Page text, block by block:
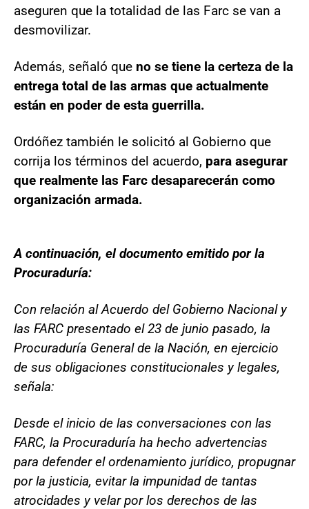
aseguren que la totalidad de las Farc se van a
desmovilizar.
Además, señaló que no se tiene la certeza de la
entrega total de las armas que actualmente
están en poder de esta guerrilla.
Ordóñez también le solicitó al Gobierno que
corrija los términos del acuerdo, para asegurar
que realmente las Farc desaparecerán como
organización armada.
A continuación, el documento emitido por la
Procuraduría:
Con relación al Acuerdo del Gobierno Nacional y
las FARC presentado el 23 de junio pasado, la
Procuraduría General de la Nación, en ejercicio
de sus obligaciones constitucionales y legales,
señala:
Desde el inicio de las conversaciones con las
FARC, la Procuraduría ha hecho advertencias
para defender el ordenamiento jurídico, propugnar
por la justicia, evitar la impunidad de tantas
atrocidades y velar por los derechos de las